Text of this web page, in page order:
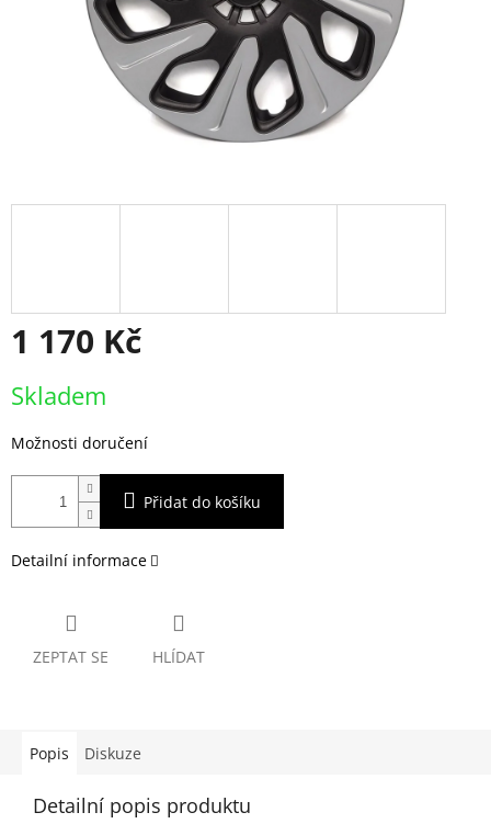
1 170 Kč
cena:
Skladem
Možnosti doručení
Přidat do košíku
Detailní informace
ZEPTAT SE HLÍDAT
Popis Diskuze
Detailní popis produktu